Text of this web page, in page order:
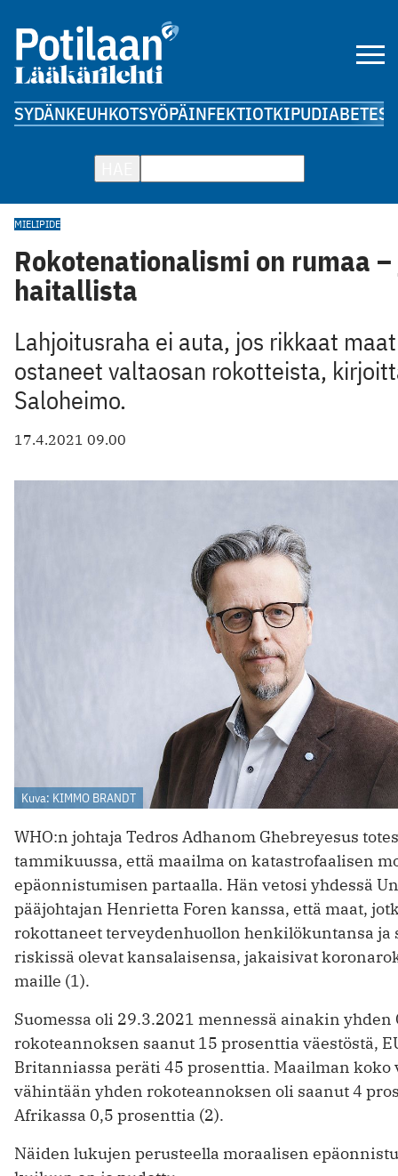
SYDÄNKEUHKOTSYÖPÄINFEKTIOTKIPUDIABETES
MIELIPIDE
Rokotenationalismi on rumaa
haitallista
Lahjoitusraha ei auta, jos rikkaat
ostaneet valtaosan rokotteista,
Saloheimo.
17.4.2021 09.00
Kuva: KIMMO BRANDT
WHO:n johtaja Tedros Adhanom Ghebreyesus
tammikuussa, että maailma on katastrofaalisen
epäonnistumisen partaalla. Hän vetosi yhdessä
pääjohtajan Henrietta Foren kanssa, että maat,
rokottaneet terveydenhuollon henkilökuntansa ja
riskissä olevat kansalaisensa, jakaisivat
maille (1).
Suomessa oli 29.3.2021 mennessä ainakin yhden
rokoteannoksen saanut ­15 prosenttia väestöstä,
Britanniassa peräti 45 prosenttia. Maailman koko
vähintään yhden rokoteannoksen oli saanut ­4
Afrikassa 0,5 prosenttia (2).
Näiden lukujen perusteella moraalisen